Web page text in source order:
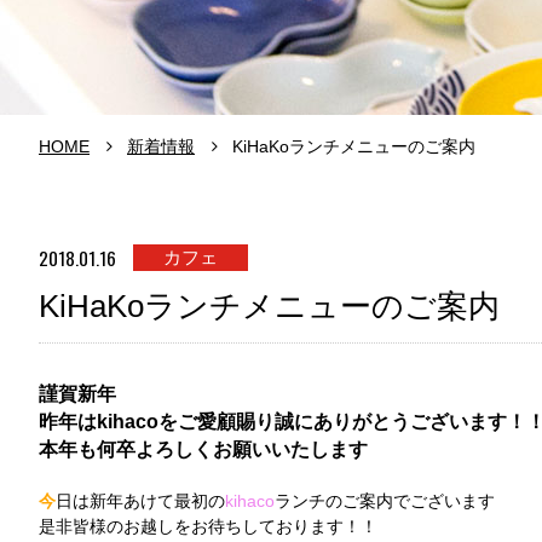
HOME 新着情報 KiHaKoランチメニューのご案内
2018.01.16 カフェ
KiHaKoランチメニューのご案内
謹賀新年
昨年はkihacoをご愛顧賜り誠にありがとうございます！
本年も何卒よろしくお願いいたします
今日は新年あけて最初のkihacoランチのご案内でございます
是非皆様のお越しをお待ちしております！！